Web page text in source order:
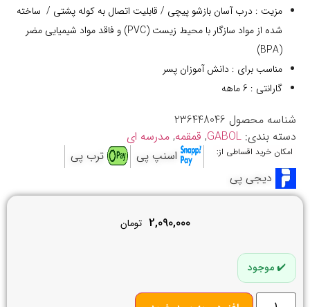
مزیت : درب آسان بازشو پیچی / قابلیت اتصال به کوله پشتی / ساخته
شده از مواد سازگار با محیط زیست (PVC) و فاقد مواد شیمیایی مضر
(BPA)
مناسب برای : دانش آموزان پسر
گارانتی : 6 ماهه
شناسه محصول 236448046
دسته بندی: GABOL
, قمقمه, مدرسه ای
امکان خرید اقساطی از: اسنپ پی
ترب پی
دیجی پی
2,090,000 تومان
موجود